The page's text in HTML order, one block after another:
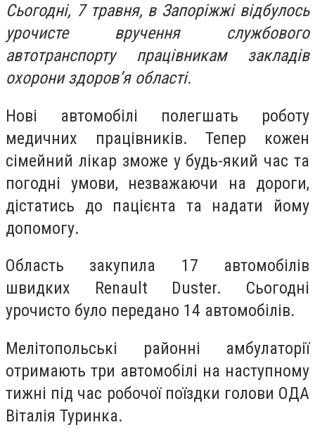
Сьогодні, 7 травня, в Запоріжжі відбулось
урочисте вручення службового
автотранспорту працівникам закладів
охорони здоров’я області.
Нові автомобілі полегшать роботу
медичних працівників. Тепер кожен
сімейний лікар зможе у будь-який час та
погодні умови, незважаючи на дороги,
дістатись до пацієнта та надати йому
допомогу.
Область закупила 17 автомобілів
швидких Renault Duster. Сьогодні
урочисто було передано 14 автомобілів.
Мелітопольські районні амбулаторії
отримають три автомобілі на наступному
тижні під час робочої поїздки голови ОДА
Віталія Туринка.